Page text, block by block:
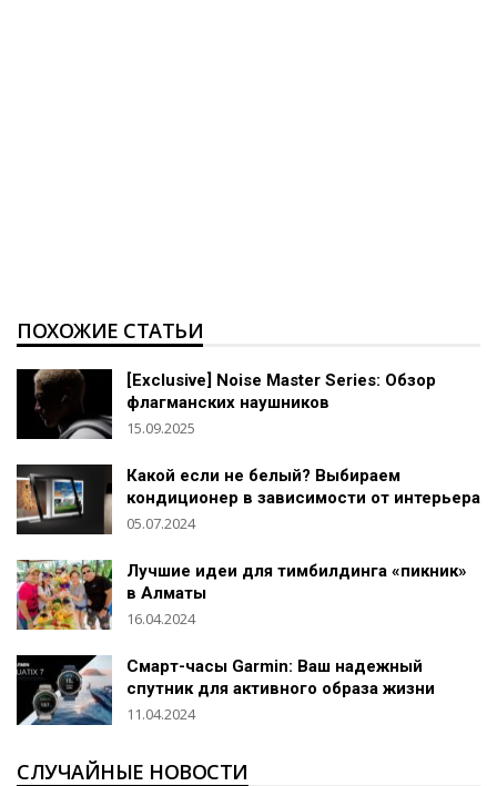
ПОХОЖИЕ СТАТЬИ
[Exclusive] Noise Master Series: Обзор
флагманских наушников
15.09.2025
Какой если не белый? Выбираем
кондиционер в зависимости от интерьера
05.07.2024
Лучшие идеи для тимбилдинга «пикник»
в Алматы
16.04.2024
Смарт-часы Garmin: Ваш надежный
спутник для активного образа жизни
11.04.2024
СЛУЧАЙНЫЕ НОВОСТИ